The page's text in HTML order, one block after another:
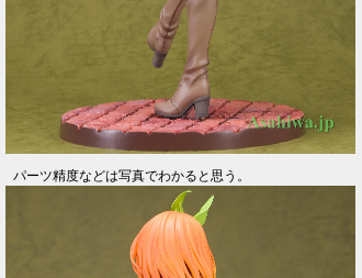
パーツ精度などは写真でわかると思う。